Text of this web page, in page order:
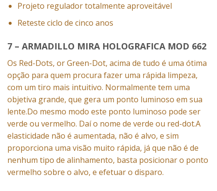
Projeto regulador totalmente aproveitável
Reteste ciclo de cinco anos
7 – ARMADILLO MIRA HOLOGRAFICA MOD 662
Os Red-Dots, or Green-Dot, acima de tudo é uma ótima
opção para quem procura fazer uma rápida limpeza,
com um tiro mais intuitivo. Normalmente tem uma
objetiva grande, que gera um ponto luminoso em sua
lente.Do mesmo modo este ponto luminoso pode ser
verde ou vermelho. Daí o nome de verde ou red-dot.A
elasticidade não é aumentada, não é alvo, e sim
proporciona uma visão muito rápida, já que não é de
nenhum tipo de alinhamento, basta posicionar o ponto
vermelho sobre o alvo, e efetuar o disparo.